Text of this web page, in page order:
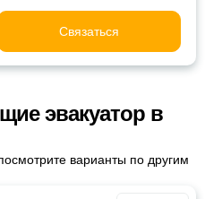
Связаться
эвакуатор в
варианты по другим